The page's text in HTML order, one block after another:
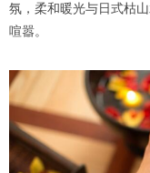
氛，柔和暖光与日式枯
喧嚣。